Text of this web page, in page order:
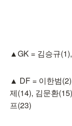
▲GK = 김승규
▲ DF = 이한범
제(14), 김문환
프(23)